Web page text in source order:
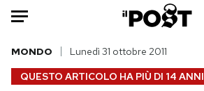
Auto
HOME
QUESTO ARTICOLO HA PIÙ DI 14 ANNI
MONDO Lunedì 31 ottobre 2011